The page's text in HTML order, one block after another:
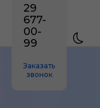
29
677-
00-
99
Заказать
звонок